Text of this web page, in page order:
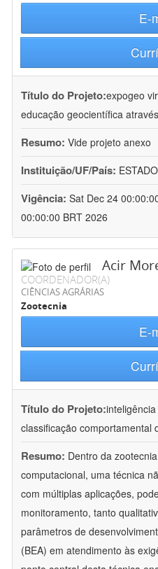
E-
Título do Projeto:expogeo
educação geocientífica
Resumo: Vide projeto anexo
Instituição/UF/País:
Vigência: Sat Dec 24
00:00:00 BRT 2026
Acir
COORDENADOR(A)
CIÊNCIAS AGRÁRIAS
Zootecnia
E-
Título do Projeto:
classificação comportamental
Resumo: Dentro da
computacional, uma técnica
com múltiplas aplicações,
monitoramento, tanto
parâmetros de
(BEA) em atendimento às